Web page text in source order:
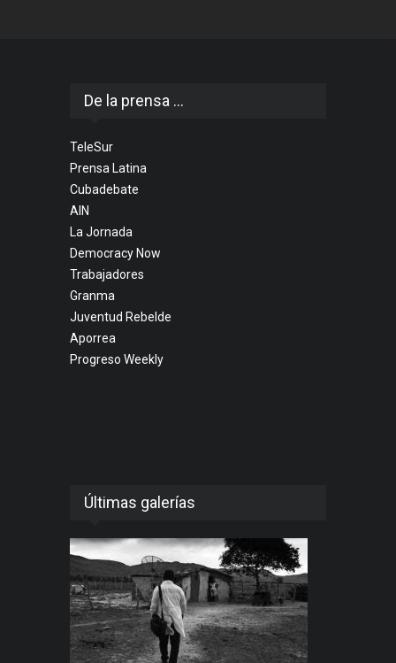
De la prensa ...
TeleSur
Prensa Latina
Cubadebate
AIN
La Jornada
Democracy Now
Trabajadores
Granma
Juventud Rebelde
Aporrea
Progreso Weekly
Últimas galerías